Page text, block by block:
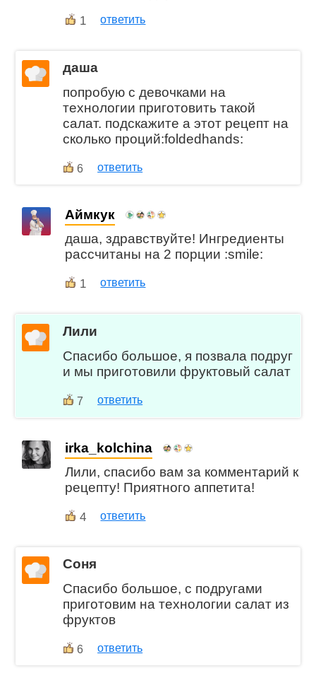
1 ответить
даша
попробую с девочками на
технологии приготовить такой
салат. подскажите а этот рецепт на
сколько проций:foldedhands:
6 ответить
Аймкук
даша, здравствуйте! Ингредиенты
рассчитаны на 2 порции :smile:
1 ответить
Лили
Спасибо большое, я позвала подруг
и мы приготовили фруктовый салат
7 ответить
irka_kolchina
Лили, спасибо вам за комментарий к
рецепту! Приятного аппетита!
4 ответить
Соня
Спасибо большое, с подругами
приготовим на технологии салат из
фруктов
6 ответить